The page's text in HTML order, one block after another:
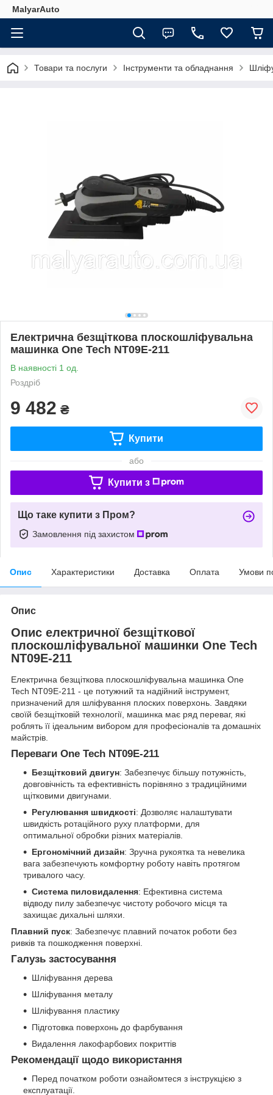
MalyarAuto
Товари та послуги Інструменти та обладнання
Електрична безщіткова плоскошліфувальна
машинка One Tech NT09E-211
В наявності 1 од.
Роздріб
9 482 ₴
Купити
або
Купити з
Що таке купити з Пром?
Замовлення під захистом
Опис Характеристики Доставка Оплата Умови
Опис
Опис електричної безщіткової
плоскошліфувальної машинки One Tech
NT09E-211
Електрична безщіткова плоскошліфувальна машинка One
Tech NT09E-211 - це потужний та надійний інструмент,
призначений для шліфування плоских поверхонь. Завдяки
своїй безщітковій технології, машинка має ряд переваг, які
роблять її ідеальним вибором для професіоналів та домашніх
майстрів.
Переваги One Tech NT09E-211
Безщітковий двигун: Забезпечує більшу потужність,
довговічність та ефективність порівняно з традиційними
щітковими двигунами.
Регулювання швидкості: Дозволяє налаштувати
швидкість ротаційного руху платформи, для
оптимальної обробки різних матеріалів.
Ергономічний дизайн: Зручна рукоятка та невелика
вага забезпечують комфортну роботу навіть протягом
тривалого часу.
Система пиловидалення: Ефективна система
відводу пилу забезпечує чистоту робочого місця та
захищає дихальні шляхи.
Плавний пуск: Забезпечує плавний початок роботи без
ривків та пошкодження поверхні.
Галузь застосування
Шліфування дерева
Шліфування металу
Шліфування пластику
Підготовка поверхонь до фарбування
Видалення лакофарбових покриттів
Рекомендації щодо використання
Перед початком роботи ознайомтеся з інструкцією з
експлуатації.